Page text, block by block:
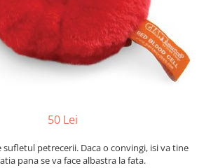
50 Lei
sufletul petrecerii. Daca o convingi, isi va tine
pana se va face albastra la fata.